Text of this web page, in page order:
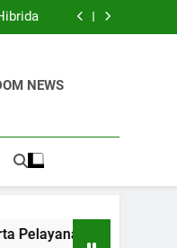
Baru
BaruNEWS
Siswa: Jembatan Ke